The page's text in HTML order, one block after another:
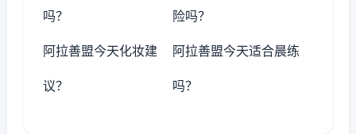
吗？ 险吗？
阿拉善盟今天化妆建
议？
阿拉善盟今天适合晨练
吗？